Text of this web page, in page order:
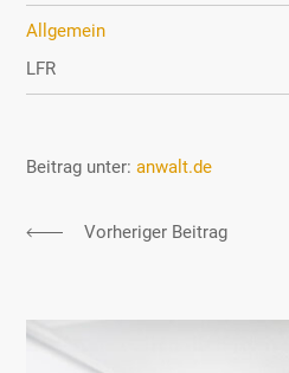
Allgemein
LFR
Allgemein
Beitrag unter:anwalt.de
Vorheriger Beitrag